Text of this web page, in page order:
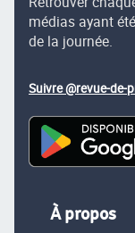
médias ayant
de la journée.
Suivre @revue-de-
À propos